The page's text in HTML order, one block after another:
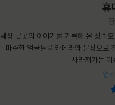
휴
세상 곳곳의 이야기를 기록해 온 장준
마주한 얼굴들을 카메라와 문장으로
사라져가는 이
엽